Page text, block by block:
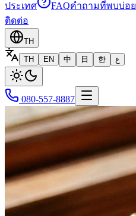
ประเทศ
FAQคำถามที่พบบ่อย
ติดต่อ
TH
TH
EN 中 日 한 ع
080-557-8887